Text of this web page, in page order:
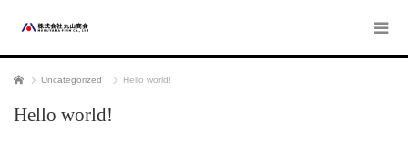
ホーム Uncategorized Hello world!
Hello world!